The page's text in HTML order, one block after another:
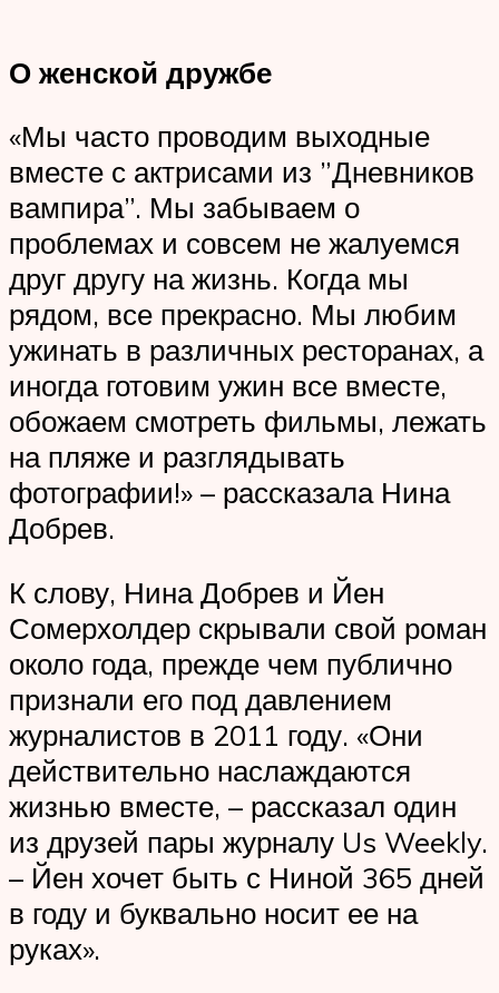
О женской дружбе
«Мы часто проводим выходные
вместе с актрисами из ”Дневников
вампира”. Мы забываем о
проблемах и совсем не жалуемся
друг другу на жизнь. Когда мы
рядом, все прекрасно. Мы любим
ужинать в различных ресторанах, а
иногда готовим ужин все вместе,
обожаем смотреть фильмы, лежать
на пляже и разглядывать
фотографии!» – рассказала Нина
Добрев.
К слову, Нина Добрев и Йен
Сомерхолдер скрывали свой роман
около года, прежде чем публично
признали его под давлением
журналистов в 2011 году. «Они
действительно наслаждаются
жизнью вместе, – рассказал один
из друзей пары журналу Us Weekly.
– Йен хочет быть с Ниной 365 дней
в году и буквально носит ее на
руках».